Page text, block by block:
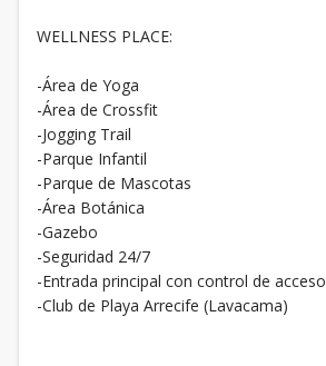
​WELLNESS PLACE:
​-Área de Yoga
​-Área de Crossfit
​-Jogging Trail
​-Parque Infantil
​-Parque de Mascotas
​-Área Botánica
​-Gazebo
​-Seguridad 24/7
​-Entrada principal con control de acceso
​-Club de Playa Arrecife (Lavacama)